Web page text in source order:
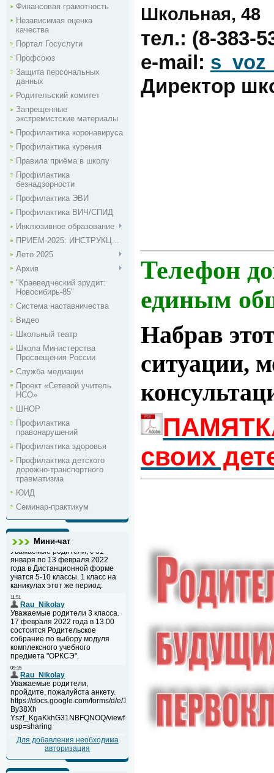
Финансовая грамотность
Независимая оценка
качества
Портал Госуслуги
Профсоюз
Защита персональных
данных
Родительский комитет
Запрещенные
экстремистские материалы
Профилактика коронавируса
Профилактика курения
Правила приёма в школу
Профилактика
безнадзорности
Профилактика ЭВИ
Профилактика ВИЧ/СПИД
Инклюзивное образование
ПРИЕМ-2025: ИНСТРУКЦ...
Лето 2025
Архив
"Краеведческий эрудит:
Новосибирь-85"
Система наставничества
Видео
Школьный театр
Школа Министерства
Просвещения России
Служба медиации
Проект «Сетевой учитель
НСО»
ШНОР
Профилактика
правонарушений
Профилактика здоровья
Профилактика детского
дорожно-транспортного
травматизма
ЮИД
Семинар-практикум
Мини-чат
Для добавления необходима
авторизация
Школьная, 48
тел.: (8-383-
e-mail:
Директор
Телефон
единым
Набрав
ситуации,
своих